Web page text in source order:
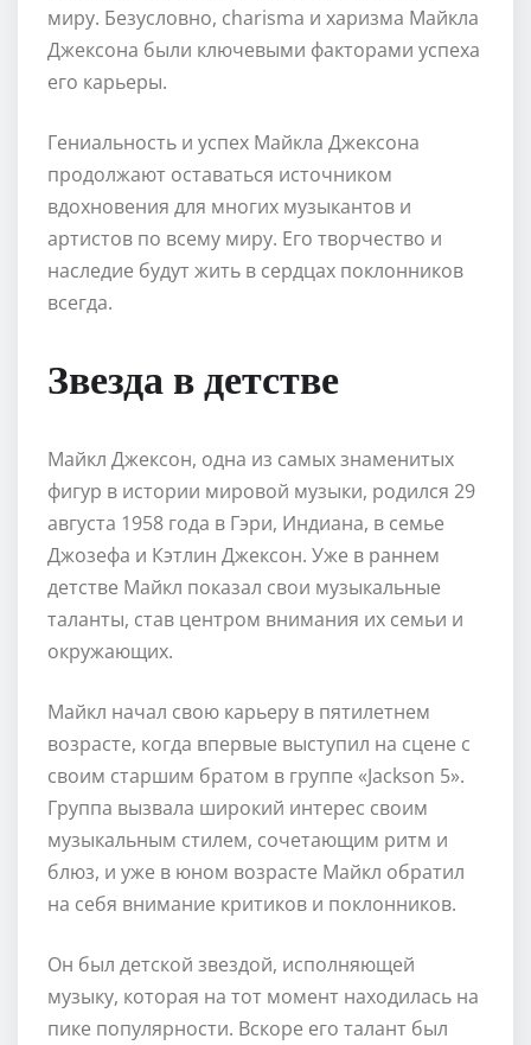
миру. Безусловно, charisma и харизма Майкла
Джексона были ключевыми факторами успеха
его карьеры.
Гениальность и успех Майкла Джексона
продолжают оставаться источником
вдохновения для многих музыкантов и
артистов по всему миру. Его творчество и
наследие будут жить в сердцах поклонников
всегда.
Звезда в детстве
Майкл Джексон, одна из самых знаменитых
фигур в истории мировой музыки, родился 29
августа 1958 года в Гэри, Индиана, в семье
Джозефа и Кэтлин Джексон. Уже в раннем
детстве Майкл показал свои музыкальные
таланты, став центром внимания их семьи и
окружающих.
Майкл начал свою карьеру в пятилетнем
возрасте, когда впервые выступил на сцене с
своим старшим братом в группе «Jackson 5».
Группа вызвала широкий интерес своим
музыкальным стилем, сочетающим ритм и
блюз, и уже в юном возрасте Майкл обратил
на себя внимание критиков и поклонников.
Он был детской звездой, исполняющей
музыку, которая на тот момент находилась на
пике популярности. Вскоре его талант был